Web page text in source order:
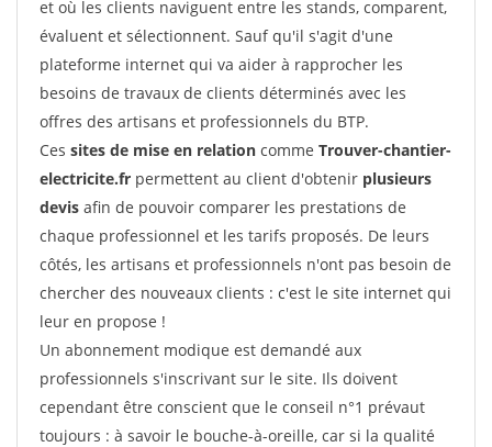
et où les clients naviguent entre les stands, comparent,
évaluent et sélectionnent. Sauf qu'il s'agit d'une
plateforme internet qui va aider à rapprocher les
besoins de travaux de clients déterminés avec les
offres des artisans et professionnels du BTP.
Ces sites de mise en relation comme Trouver-chantier-
electricite.fr permettent au client d'obtenir plusieurs
devis afin de pouvoir comparer les prestations de
chaque professionnel et les tarifs proposés. De leurs
côtés, les artisans et professionnels n'ont pas besoin de
chercher des nouveaux clients : c'est le site internet qui
leur en propose !
Un abonnement modique est demandé aux
professionnels s'inscrivant sur le site. Ils doivent
cependant être conscient que le conseil n°1 prévaut
toujours : à savoir le bouche-à-oreille, car si la qualité